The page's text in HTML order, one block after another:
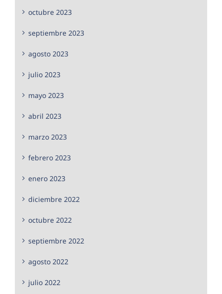
octubre 2023
septiembre 2023
agosto 2023
julio 2023
mayo 2023
abril 2023
marzo 2023
febrero 2023
enero 2023
diciembre 2022
octubre 2022
septiembre 2022
agosto 2022
julio 2022